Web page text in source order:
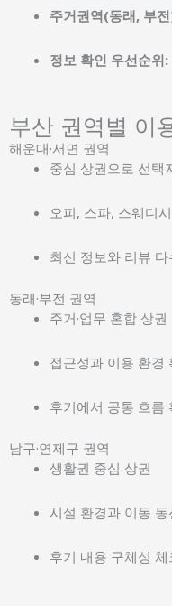
주거권역(동래, 부
정보 확인 우선순위:
부산 권역별 이
해운대·서면 권역
중심 상권으로 선택
오피, 스파, 스웨디
최신 정보와 리뷰
동래·부전 권역
주거·업무 혼합 상권
접근성과 이용 환경
후기에서 공통 흐름
남구·연제구 권역
생활권 중심 상권
시설 환경과 이동 동
후기 내용 구체성 체